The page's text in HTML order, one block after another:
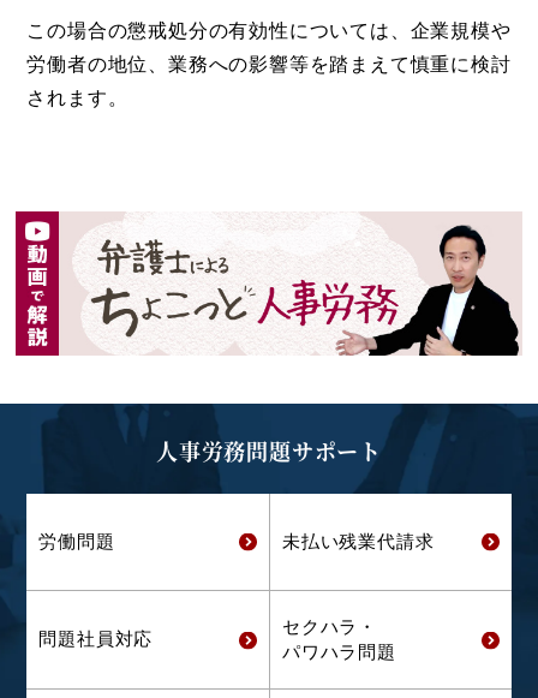
この場合の懲戒処分の有効性については、企業規模や
労働者の地位、業務への影響等を踏まえて慎重に検討
されます。
人事労務問題サポート
労働問題 未払い残業代請求
問題社員対応
セクハラ・
パワハラ問題